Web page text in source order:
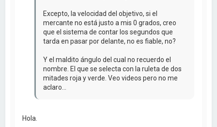
Excepto, la velocidad del objetivo, si el
mercante no está justo a mis 0 grados, creo
que el sistema de contar los segundos que
tarda en pasar por delante, no es fiable, no?
Y el maldito ángulo del cual no recuerdo el
nombre. El que se selecta con la ruleta de dos
mitades roja y verde. Veo videos pero no me
aclaro...
Hola.